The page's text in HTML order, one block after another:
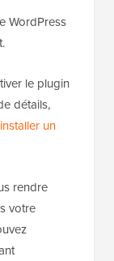
WordPress
le plugin
détails,
un
rendre
votre